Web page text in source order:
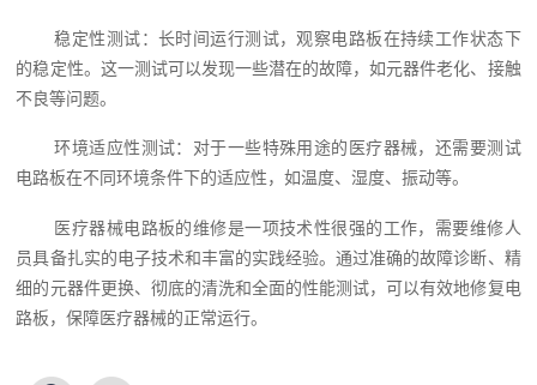
稳定性测试：长时间运行测试，观察电路板在持续工作状态下
的稳定性。这一测试可以发现一些潜在的故障，如元器件老化、接触
不良等问题。
环境适应性测试：对于一些特殊用途的医疗器械，还需要测试
电路板在不同环境条件下的适应性，如温度、湿度、振动等。
医疗器械电路板的维修是一项技术性很强的工作，需要维修人
员具备扎实的电子技术和丰富的实践经验。通过准确的故障诊断、精
细的元器件更换、彻底的清洗和全面的性能测试，可以有效地修复电
路板，保障医疗器械的正常运行。